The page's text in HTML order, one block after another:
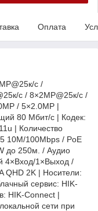
Оплата
с /
с / 8×2MP@25к/с /
/ 5×2.0MP |
80 Мбит/с | Кодек:
| Количество
10M/100Mbps / PoE
до 250м. / Аудио
4×Вход/1×Выход /
QHD 2K | Носители:
сервис: HIK-
HIK-Connect |
сети при